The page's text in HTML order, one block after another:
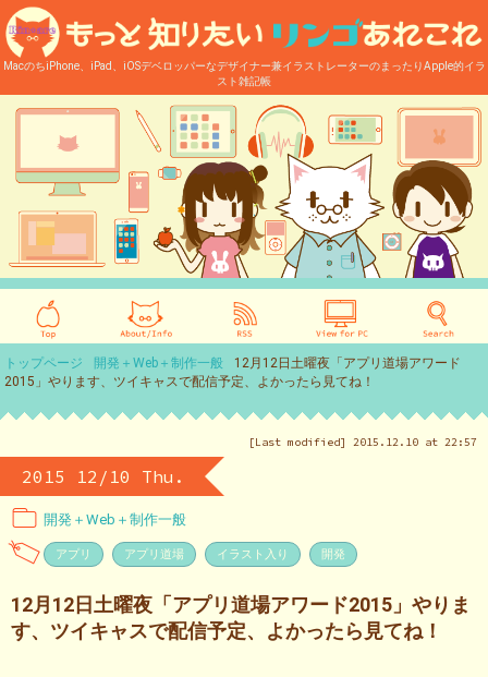
MacのちiPhone、iPad、iOSデベロッパーなデザイナー兼イラストレーターのまったりApple的イラ
スト雑記帳
トップページ 開発＋Web＋制作一般
12月12日土曜夜「アプリ道場アワード
2015」やります、ツイキャスで配信予定、よかったら見てね！
[Last modified] 2015.12.10 at 22:57
2015 12/10 Thu.
開発＋Web＋制作一般
アプリ アプリ道場 イラスト入り 開発
12月12日土曜夜「アプリ道場アワード2015」やりま
す、ツイキャスで配信予定、よかったら見てね！